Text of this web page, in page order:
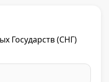
Государств (СНГ)